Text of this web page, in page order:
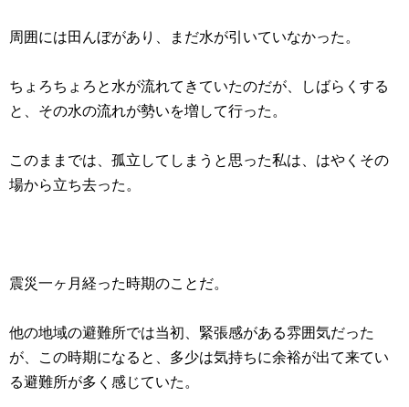
周囲には田んぼがあり、まだ水が引いていなかった。
ちょろちょろと水が流れてきていたのだが、しばらくする
と、その水の流れが勢いを増して行った。
このままでは、孤立してしまうと思った私は、はやくその
場から立ち去った。
震災一ヶ月経った時期のことだ。
他の地域の避難所では当初、緊張感がある雰囲気だった
が、この時期になると、多少は気持ちに余裕が出て来てい
る避難所が多く感じていた。